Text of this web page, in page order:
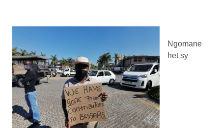
Ngomane
het sy